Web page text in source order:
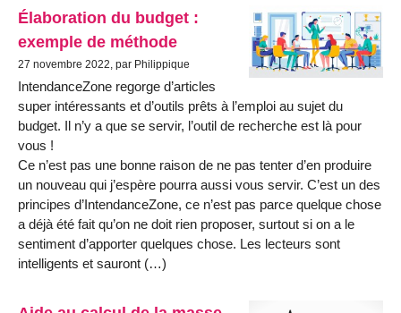
Élaboration du budget :
exemple de méthode
27 novembre 2022, par Philippique
IntendanceZone regorge d’articles
super intéressants et d’outils prêts à l’emploi au sujet du
budget. Il n’y a que se servir, l’outil de recherche est là pour
vous !
Ce n’est pas une bonne raison de ne pas tenter d’en produire
un nouveau qui j’espère pourra aussi vous servir. C’est un des
principes d’IntendanceZone, ce n’est pas parce quelque chose
a déjà été fait qu’on ne doit rien proposer, surtout si on a le
sentiment d’apporter quelques chose. Les lecteurs sont
intelligents et sauront (…)